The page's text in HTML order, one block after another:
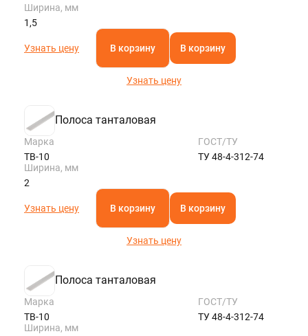
Ширина, мм
1,5
Узнать цену В корзину В корзину
Узнать цену
Полоса танталовая
Марка
ТВ-10
ГОСТ/ТУ
ТУ 48-4-312-74
Ширина, мм
2
Узнать цену В корзину В корзину
Узнать цену
Полоса танталовая
Марка
ТВ-10
ГОСТ/ТУ
ТУ 48-4-312-74
Ширина, мм